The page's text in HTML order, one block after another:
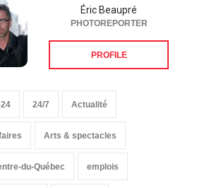
Éric Beaupré
Arts & spectacles
du-Québec emplois